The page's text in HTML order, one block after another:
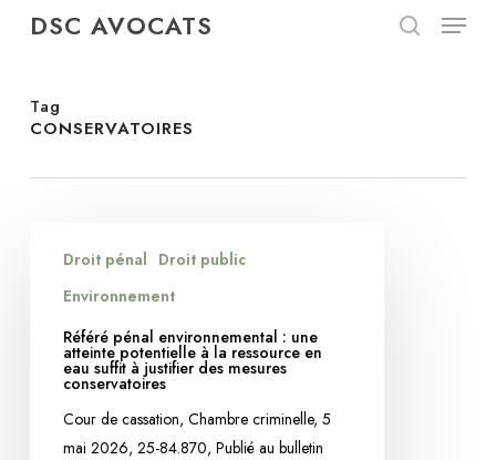
content
DSC AVOCATS Menu
Tag
CONSERVATOIRES
environnemental
atteinte
potentielle
Droit pénal Droit public
Environnement
Référé pénal environnemental : une
atteinte potentielle à la ressource en
eau suffit à justifier des mesures
conservatoires
Cour de cassation, Chambre criminelle, 5
mai 2026, 25-84.870, Publié au bulletin